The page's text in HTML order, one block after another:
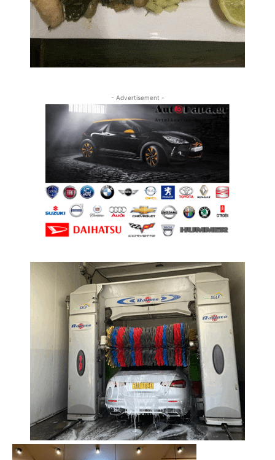
- Advertisement -